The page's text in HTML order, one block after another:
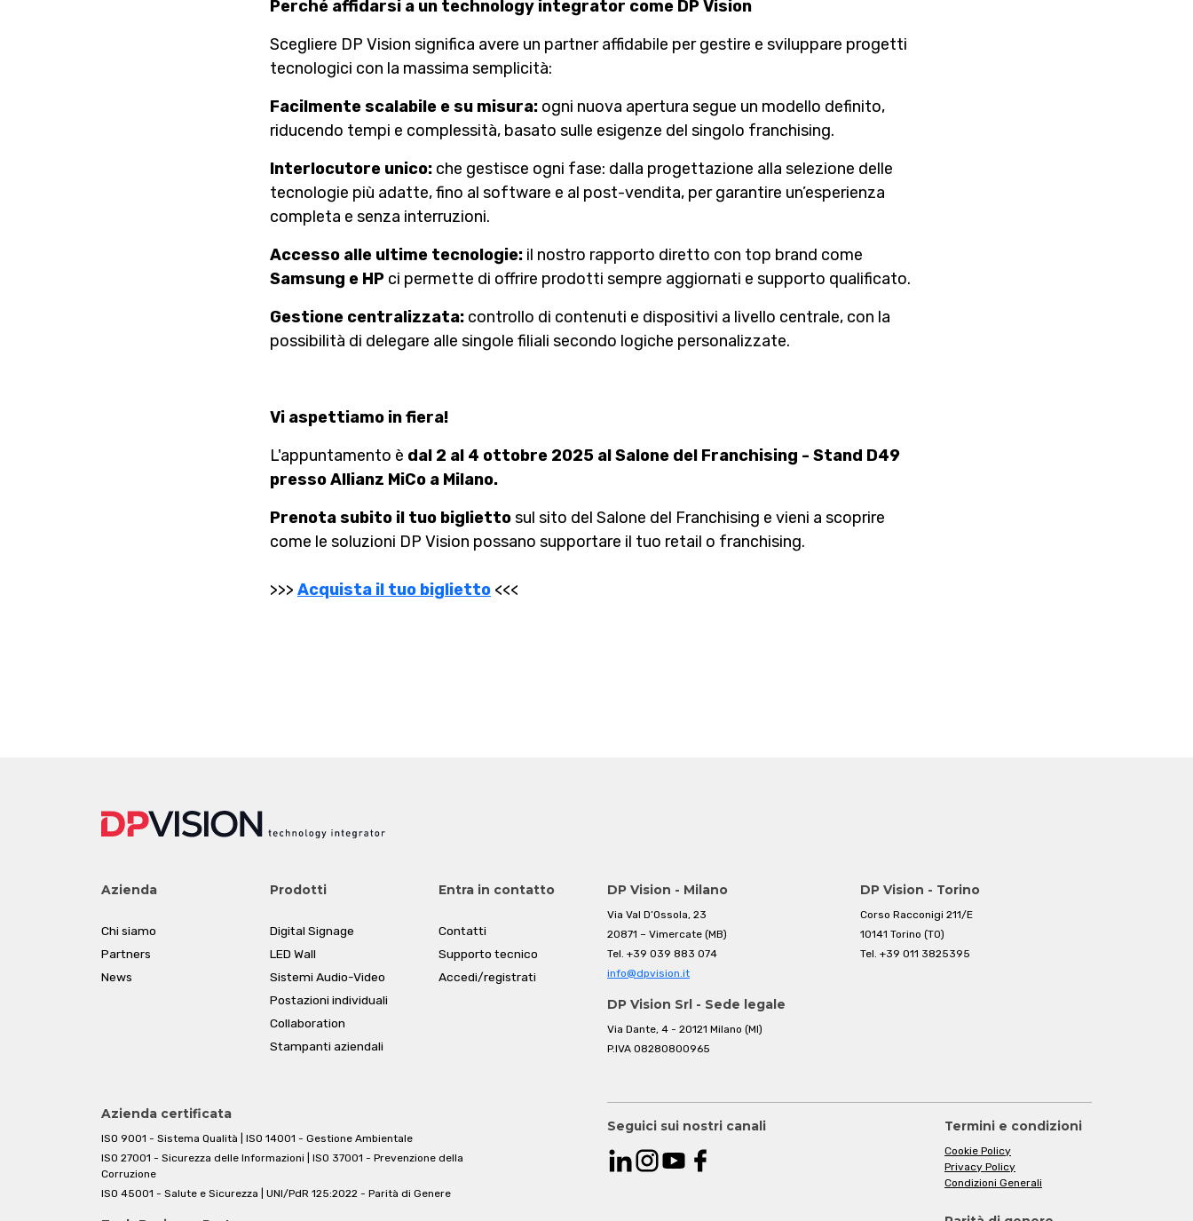
Perché affidarsi a un technology integrator come DP Vision
Scegliere DP Vision significa avere un partner affidabile per gestire e sviluppare progetti
tecnologici con la massima semplicità:
Facilmente scalabile e su misura: ogni nuova apertura segue un modello definito,
riducendo tempi e complessità, basato sulle esigenze del singolo franchising.
Interlocutore unico: che gestisce ogni fase: dalla progettazione alla selezione delle
tecnologie più adatte, fino al software e al post-vendita, per garantire un’esperienza
completa e senza interruzioni.
Accesso alle ultime tecnologie: il nostro rapporto diretto con top brand come
Samsung e HP ci permette di offrire prodotti sempre aggiornati e supporto qualificato.
Gestione centralizzata: controllo di contenuti e dispositivi a livello centrale, con la
possibilità di delegare alle singole filiali secondo logiche personalizzate.
Vi aspettiamo in fiera!
L'appuntamento è dal 2 al 4 ottobre 2025 al Salone del Franchising - Stand D49
presso Allianz MiCo a Milano.
Prenota subito il tuo bigliettosul sito del Salone del Franchising e vieni a scoprire
come le soluzioni DP Vision possano supportare il tuo retail o franchising.
>>> Acquista il tuo biglietto <<<
Azienda
Chi siamo
Partners
News
Prodotti
Digital Signage
LED Wall
Sistemi Audio-Video
Postazioni individuali
Collaboration
Stampanti aziendali
Entra in contatto
Contatti
Supporto tecnico
Accedi/registrati
DP Vision - Milano
Via Val D’Ossola, 23
20871 – Vimercate (MB)
Tel. +39 039 883 074
info@dpvision.it
DP Vision Srl - Sede legale
Via Dante, 4 - 20121 Milano (MI)
P.IVA 08280800965
DP Vision - Torino
Corso Racconigi 211/E
10141 Torino (TO)
Tel. +39 011 3825395
Azienda certificata
ISO 9001 - Sistema Qualità | ISO 14001 - Gestione Ambientale
ISO 27001 - Sicurezza delle Informazioni | ISO 37001 - Prevenzione della
Corruzione
ISO 45001 - Salute e Sicurezza | UNI/PdR 125:2022 - Parità di Genere
Seguici sui nostri canali Termini e condizioni
Cookie Policy
Privacy Policy
Condizioni Generali